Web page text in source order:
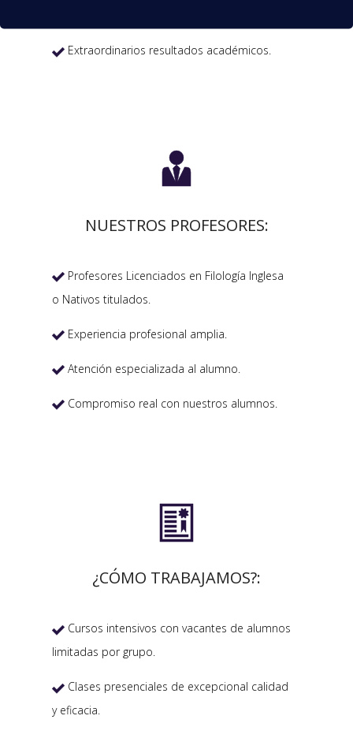
 Extraordinarios resultados académicos.

NUESTROS PROFESORES:
 Profesores Licenciados en Filología Inglesa
o Nativos titulados.
 Experiencia profesional amplia.
 Atención especializada al alumno.
 Compromiso real con nuestros alumnos.

¿CÓMO TRABAJAMOS?:
 Cursos intensivos con vacantes de alumnos
limitadas por grupo.
 Clases presenciales de excepcional calidad
y eficacia.